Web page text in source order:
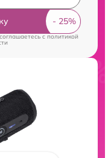
cполитикой